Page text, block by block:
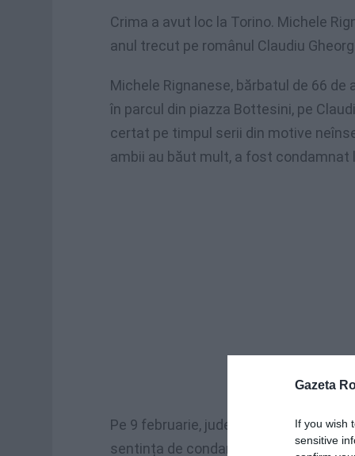
Gazeta
If you wish
sensitive
Crima a avut loc la Torino. Michele
anul trecut pe românul Claudiu
Michele Rignanese, bărbatul de 66
în parcul din piazza Bottesini, pe
certat pe timpul serii din motive
ambii au băut mult, a fost condamnat
Pe 9 februarie, judecătorul pentru
sentința de condamnare, după ce a